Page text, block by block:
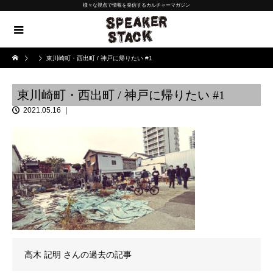
様々な視点で情報を発信するカルチャーマガジン
東川崎町・西出町 / 神戸に帰りたい #1
東川崎町・西出町 / 神戸に帰りたい #1
2021.05.16
高木 記明 さんの過去の記事